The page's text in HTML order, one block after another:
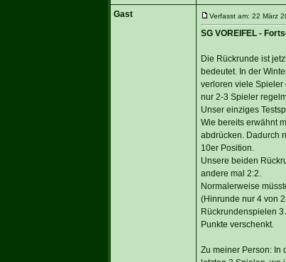
Gast
Verfasst am: 22 März
SG VOREIFEL -
Die Rückrunde ist
bedeutet. In der
verloren viele Spieler
nur 2-3 Spieler
Unser einziges
Wie bereits erwähnt
abdrücken. Dadurch
10er Position.
Unsere beiden
andere mal 2:2.
Normalerweise
(Hinrunde nur 4 von
Rückrundenspielen
Punkte verschenkt.
Zu meiner Person: In